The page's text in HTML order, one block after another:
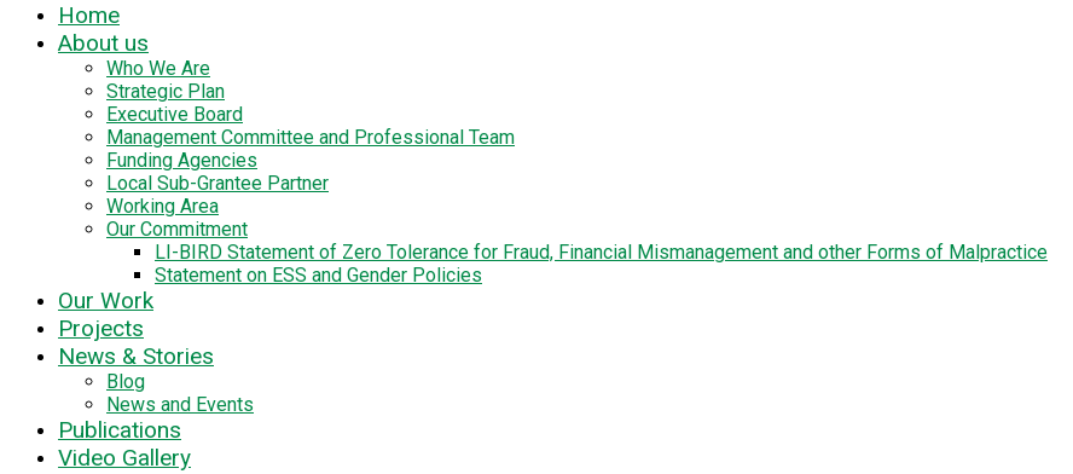
Home
About us
Who We Are
Strategic Plan
Executive Board
Management Committee and Professional Team
Funding Agencies
Local Sub-Grantee Partner
Working Area
Our Commitment
LI-BIRD Statement of Zero Tolerance for Fraud, Financial Mismanagement and other Forms of Malpractice
Statement on ESS and Gender Policies
Our Work
Projects
News & Stories
Blog
News and Events
Publications
Video Gallery